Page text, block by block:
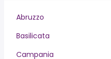
Abruzzo
Basilicata
Campania